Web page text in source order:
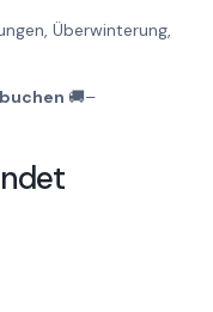
Überwinterung,
🚚–